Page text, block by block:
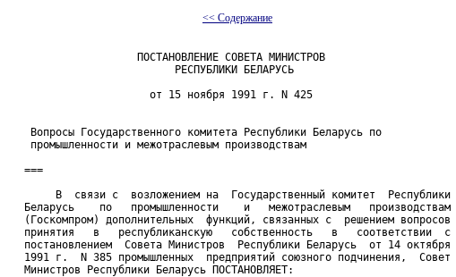
<< Содержание
                  ПОСТАНОВЛЕНИЕ СОВЕТА МИНИСТРОВ
                        РЕСПУБЛИКИ БЕЛАРУСЬ
                    от 15 ноября 1991 г. N 425
Вопросы Государственного комитета Республики Беларусь по
промышленности и межотраслевым производствам
===
     В  связи с  возложением на  Государственный комитет  Республики
Беларусь    по   промышленности    и   межотраслевым   производствам
(Госкомпром) дополнительных  функций, связанных с  решением вопросов
принятия   в   республиканскую   собственность   в   соответствии  с
постановлением  Совета Министров  Республики Беларусь  от 14 октября
1991 г.  N 385 промышленных  предприятий союзного подчинения,  Совет
Министров Республики Беларусь ПОСТАНОВЛЯЕТ: